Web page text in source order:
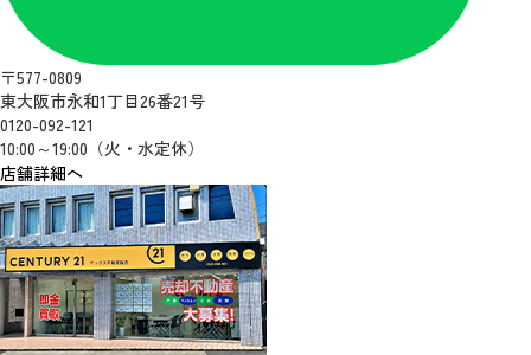
〒577-0809
東大阪市永和1丁目26番21号
0120-092-121
10:00～19:00（火・水定休）
店舗詳細へ